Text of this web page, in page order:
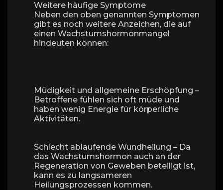
Weitere häufige Symptome
Neben den oben genannten Symptomen
gibt es noch weitere Anzeichen, die auf
einen Wachstumshormonmangel
hindeuten können:
Müdigkeit und allgemeine Erschöpfung –
Betroffene fühlen sich oft müde und
haben wenig Energie für körperliche
Aktivitäten.
Schlecht ablaufende Wundheilung – Da
das Wachstumshormon auch an der
Regeneration von Geweben beteiligt ist,
kann es zu langsameren
Heilungsprozessen kommen.